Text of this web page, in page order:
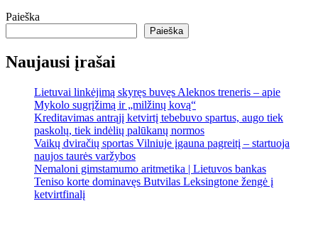
Paieška
Paieška
Naujausi įrašai
Lietuvai linkėjimą skyręs buvęs Aleknos treneris – apie
Mykolo sugrįžimą ir „milžinų kovą“
Kreditavimas antrąjį ketvirtį tebebuvo spartus, augo tiek
paskolų, tiek indėlių palūkanų normos
Vaikų dviračių sportas Vilniuje įgauna pagreitį – startuoja
naujos taurės varžybos
Nemaloni gimstamumo aritmetika | Lietuvos bankas
Teniso korte dominavęs Butvilas Leksingtone žengė į
ketvirtfinalį